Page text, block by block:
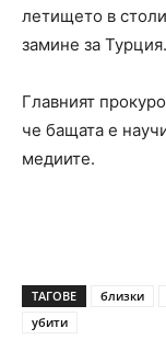
летището в
замине за Турция.
Главният
че бащата е
медиите.
ТАГОВЕ близки
убити